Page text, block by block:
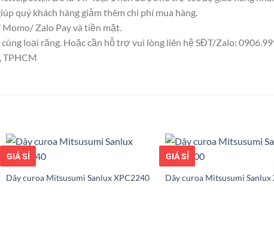
quý khách hàng giảm thêm chi phí mua hàng.
Zalo Pay và tiền mặt.
loại răng. Hoặc cần hỗ trợ vui lòng liên hệ SĐT/Zalo:
TPHCM
GIÁ TỐT
GIÁ SỈ
Dây curoa Mitsusumi Sanlux XPC2240
GIÁ TỐT
GIÁ SỈ
Dây curoa Mitsusumi Sanlux